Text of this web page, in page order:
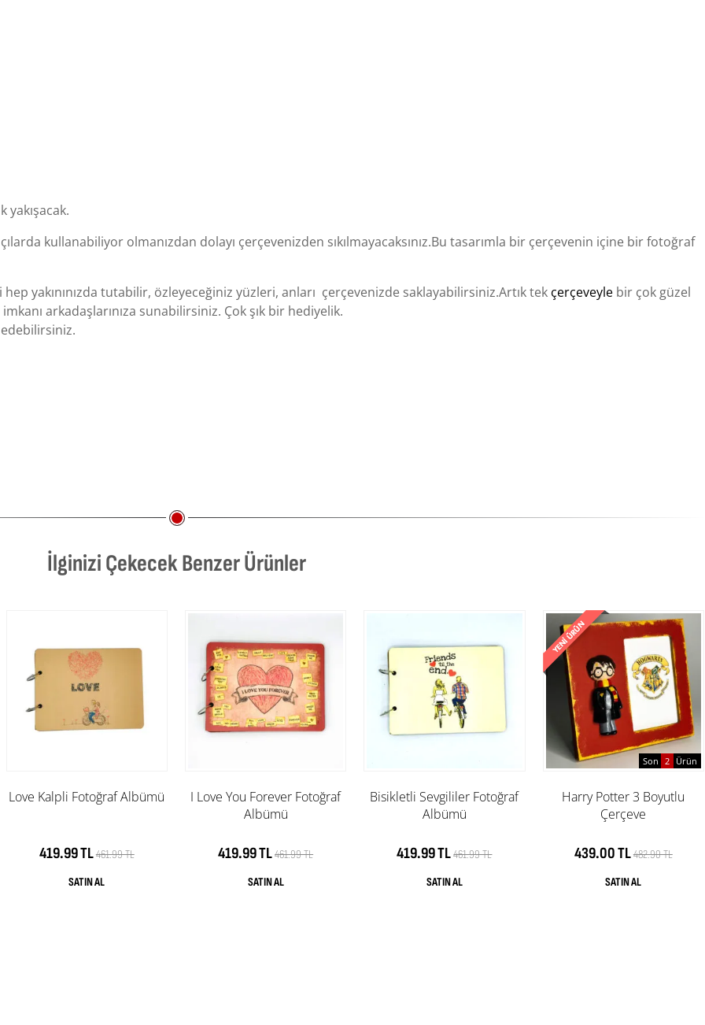
yakışacak.
kullanabiliyor olmanızdan dolayı çerçevenizden sıkılmayacaksınız.Bu tasarımla bir çerçevenin içine bir fotoğraf
yakınınızda tutabilir, özleyeceğiniz yüzleri, anları çerçevenizde saklayabilirsiniz.Artık tek çerçeveyle bir çok güzel
arkadaşlarınıza sunabilirsiniz. Çok şık bir hediyelik.
İlginizi Çekecek Benzer Ürünler
Love Kalpli Fotoğraf Albümü
419.99 TL461.99 TL
I Love You Forever Fotoğraf
Albümü
419.99 TL461.99 TL
Bisikletli Sevgililer Fotoğraf
Albümü
419.99 TL461.99 TL
Son 2 Ürün
Harry Potter 3 Boyutlu
Çerçeve
439.00 TL482.90 TL